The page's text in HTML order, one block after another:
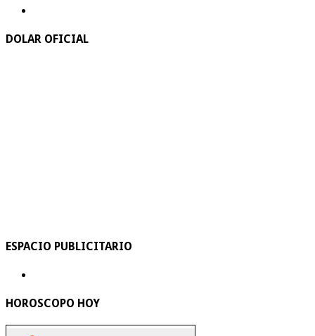
DOLAR OFICIAL
ESPACIO PUBLICITARIO
HOROSCOPO HOY